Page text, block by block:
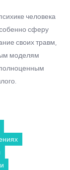
человека
сферу
своих травм,
моделям